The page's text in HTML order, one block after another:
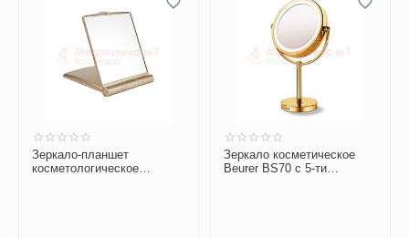
Зеркало-планшет
косметологическое
Зеркало косметическое
Beurer BS70 с 5-ти